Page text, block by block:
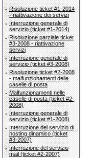
· Risoluzione ticket #1-2014
- riattivazione dei servizi
· Interruzione generale di
servizio (ticket #1-2014)
· Risoluzione parziale ticket
#3-2008 - riattivazione
servizi
· Interruzione generale di
servizio (ticket #3-2008)
· Risoluzione ticket #2-2008
- malfunzionamenti delle
caselle di posta
· Malfunzionamenti nelle
caselle di posta (ticket #2-
2008)
· Interruzione generale di
servizio (ticket #1-2008)
· Interruzione del servizio di
hosting dinamico (ticket
#3-2007)
· Interruzione del servizio
mail (ticket #2-2007)